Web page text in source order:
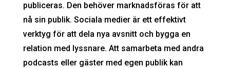
publiceras. Den behöver marknadsföras för att
nå sin publik. Sociala medier är ett effektivt
verktyg för att dela nya avsnitt och bygga en
relation med lyssnare. Att samarbeta med andra
podcasts eller gäster med egen publik kan